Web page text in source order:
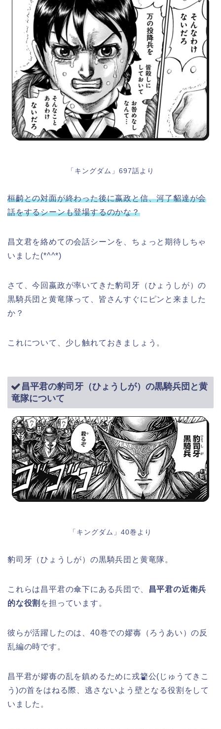
「キングダム」697話より
桓齮との対面が終わった後に嬴政と信、河了貂達が会
話をするシーンも登場するのかな？
昌文君を絡めての会話シーンを、ちょっと期待しちゃ
いました(*^^*)
さて、今回嬴政が率いてきた豹司牙（ひょうしが）の
黒騎兵団と黄竜隊って、皆さんすぐにピンと来ました
か？
これについて、少し触れておきましょう。
昌平君の豹司牙（ひょうしが）の黒騎兵団と黄
竜隊について
「キングダム」40巻より
豹司牙（ひょうしが）の黒騎兵団と黄竜隊。
これらは昌平君の傘下にある兵団で、
昌平君の近衛兵
的な役割 を担っています。
彼らが活躍したのは、40巻での嫪毐（ろうあい）の反
乱編の時です。
昌平君が嫪毐の乱を鎮めるために戎籊公(じゅうてきこ
う)の首をはねる際、逃さないよう壁となる役割をして
いました。